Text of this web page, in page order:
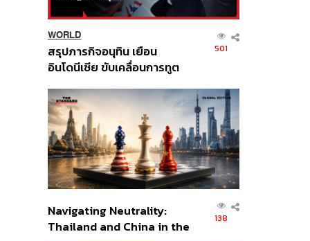
WORLD
สรุปภารกิจอนุทิน เยือน
อินโดนีเซีย ขับเคลื่อนการทูต
ส่วนยุทธศาสตร์ไทย –
อินโดนีเซีย
501
Navigating Neutrality:
Thailand and China in the
138